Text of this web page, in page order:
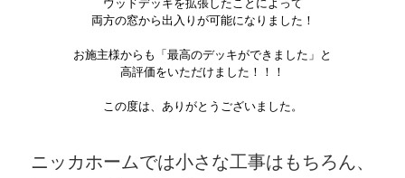
ウッドデッキを拡張したことによって
両方の窓から出入りが可能になりました！
お施主様からも「最高のデッキができました」と
高評価をいただけました！！！
この度は、ありがとうございました。
ニッカホームでは小さな工事はもちろん、